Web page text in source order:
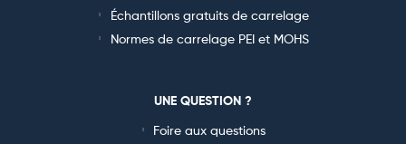
Échantillons gratuits de carrelage
Normes de carrelage PEI et MOHS
UNE QUESTION ?
Foire aux questions